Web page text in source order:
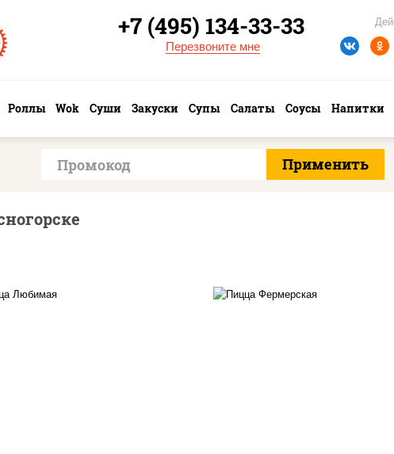
+7 (495) 134-33-33
Перезвоните мне
Роллы Wok Суши Закуски Супы Салаты Соусы Напитки